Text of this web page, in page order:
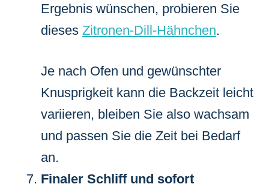
Ergebnis wünschen, probieren Sie
dieses Zitronen-Dill-Hähnchen.
Je nach Ofen und gewünschter
Knusprigkeit kann die Backzeit leicht
variieren, bleiben Sie also wachsam
und passen Sie die Zeit bei Bedarf
an.
Finaler Schliff und sofort